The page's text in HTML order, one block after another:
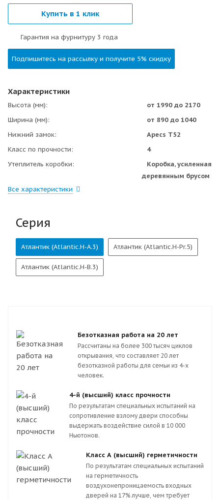
Купить в 1 клик
Гарантия на фурнитуру 3 года
Подпишитесь на рассылку и получите 5% скидку
Характеристики
Высота (мм)
от 1990 до 2170
Ширина (мм)
от 890 до 1040
Нижний замок
Apecs Т52
Класс по прочности
4
Утеплитель коробки
Коробка, усиленная
деревянным брусом
Все характеристики
Серия
Атлантик (Atlantic.H-А.3) Атлантик (Atlantic.H-Pr.5)
Атлантик (Atlantic.H-B.3)
Безотказная работа на 20 лет
Рассчитаны на более 300 тысяч циклов
открывания, что составляет 20 лет
безотказной работы для семьи из 4-х
человек.
4-й (высший) класс прочности
По результатам специальных испытаний на
сопротивление взлому двери способны
выдержать воздействие силой в 10 000
Ньютонов.
Класс А (высший) герметичности
По результатам специальных испытаний
на герметичность
воздухонепроницаемость входных
дверей на 17% лучше, чем требует